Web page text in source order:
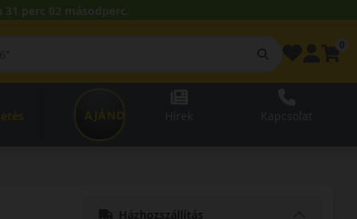
31 perc 01 másodperc.
AJÁNDÉKUTALVÁNY
Házhozszállítás